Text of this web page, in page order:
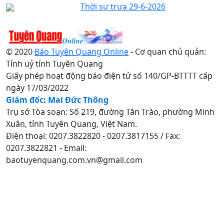
Thời sự trưa 29-6-2026
© 2020 Báo Tuyên Quang Online- Cơ quan chủ quản:
Tỉnh uỷ tỉnh Tuyên Quang
Giấy phép hoạt động báo điện tử số 140/GP-BTTTT cấp
ngày 17/03/2022
Giám đốc: Mai Đức Thông
Trụ sở Tòa soạn: Số 219, đường Tân Trào, phường Minh
Xuân, tỉnh Tuyên Quang, Việt Nam.
Điện thoại: 0207.3822820 - 0207.3817155 / Fax:
0207.3822821 - Email:
baotuyenquang.com.vn@gmail.com